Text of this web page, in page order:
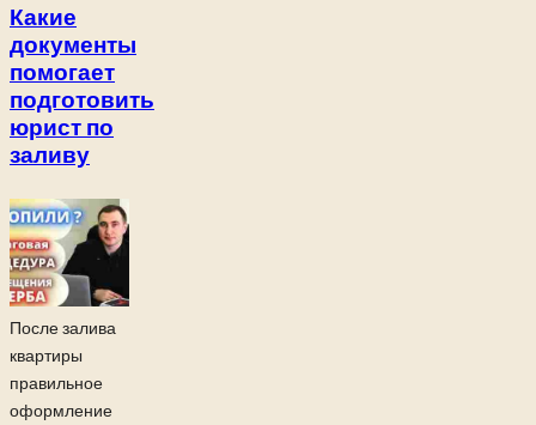
Какие
документы
помогает
подготовить
юрист по
заливу
После залива
квартиры
правильное
оформление